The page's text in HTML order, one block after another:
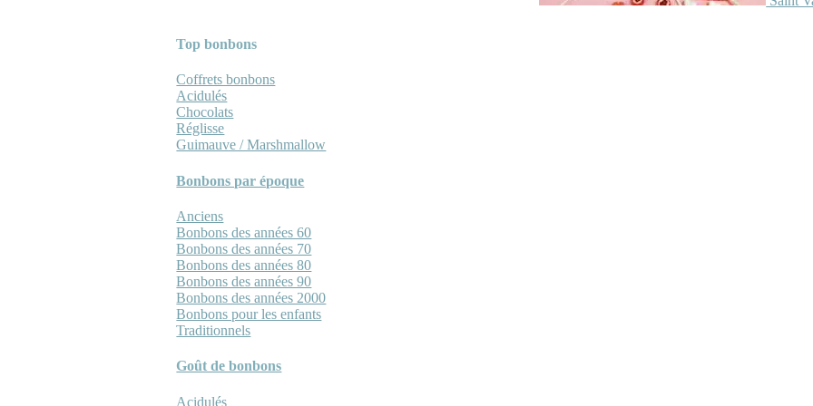
Top bonbons
Coffrets bonbons
Acidulés
Chocolats
Réglisse
Guimauve / Marshmallow
Bonbons par époque
Anciens
Bonbons des années 60
Bonbons des années 70
Bonbons des années 80
Bonbons des années 90
Bonbons des années 2000
Bonbons pour les enfants
Traditionnels
Goût de bonbons
Acidulés